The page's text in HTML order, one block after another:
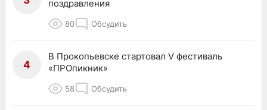
поздравления
80 Обсудить
4
В Прокопьевске стартовал V фестиваль
«ПРОпикник»
58 Обсудить